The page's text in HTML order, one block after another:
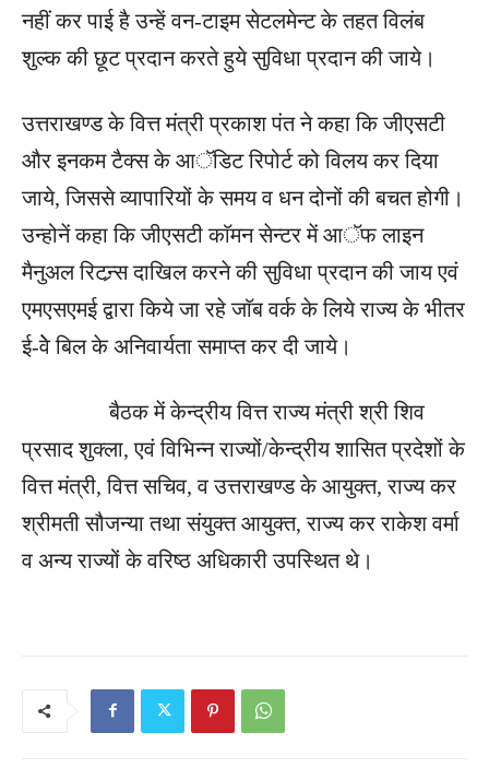
नहीं कर पाई है उन्हें वन-टाइम सेटलमेन्ट के तहत विलंब
शुल्क की छूट प्रदान करते हुये सुविधा प्रदान की जाये।
उत्तराखण्ड के वित्त मंत्री प्रकाश पंत ने कहा कि जीएसटी
और इनकम टैक्स के आॅडिट रिपोर्ट को विलय कर दिया
जाये, जिससे व्यापारियों के समय व धन दोनों की बचत होगी।
उन्होनें कहा कि जीएसटी काॅमन सेन्टर में आॅफ लाइन
मैनुअल रिटन्र्स दाखिल करने की सुविधा प्रदान की जाय एवं
एमएसएमई द्वारा किये जा रहे जाॅब वर्क के लिये राज्य के भीतर
ई-वेे बिल के अनिवार्यता समाप्त कर दी जाये।
बैठक में केन्द्रीय वित्त राज्य मंत्री श्री शिव
प्रसाद शुक्ला, एवं विभिन्न राज्यों/केन्द्रीय शासित प्रदेशों के
वित्त मंत्री, वित्त सचिव, व उत्तराखण्ड के आयुक्त, राज्य कर
श्रीमती सौजन्या तथा संयुक्त आयुक्त, राज्य कर राकेश वर्मा
व अन्य राज्यों के वरिष्ठ अधिकारी उपस्थित थे।